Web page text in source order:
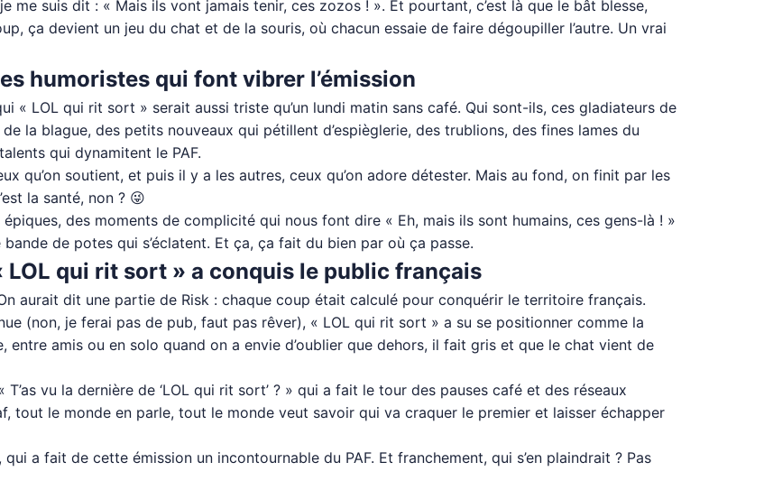
me suis dit : « Mais ils vont jamais tenir, ces zozos ! ». Et pourtant, c’est là que le bât blesse,
ça devient un jeu du chat et de la souris, où chacun essaie de faire dégoupiller l’autre. Un vrai
humoristes qui font vibrer l’émission
« LOL qui rit sort » serait aussi triste qu’un lundi matin sans café. Qui sont-ils, ces gladiateurs de
la blague, des petits nouveaux qui pétillent d’espièglerie, des trublions, des fines lames du
qui dynamitent le PAF.
qu’on soutient, et puis il y a les autres, ceux qu’on adore détester. Mais au fond, on finit par les
la santé, non ? 😜
des moments de complicité qui nous font dire « Eh, mais ils sont humains, ces gens-là ! »
bande de potes qui s’éclatent. Et ça, ça fait du bien par où ça passe.
qui rit sort » a conquis le public français
aurait dit une partie de Risk : chaque coup était calculé pour conquérir le territoire français.
(non, je ferai pas de pub, faut pas rêver), « LOL qui rit sort » a su se positionner comme la
entre amis ou en solo quand on a envie d’oublier que dehors, il fait gris et que le chat vient de
vu la dernière de ‘LOL qui rit sort’ ? » qui a fait le tour des pauses café et des réseaux
tout le monde en parle, tout le monde veut savoir qui va craquer le premier et laisser échapper
a fait de cette émission un incontournable du PAF. Et franchement, qui s’en plaindrait ? Pas